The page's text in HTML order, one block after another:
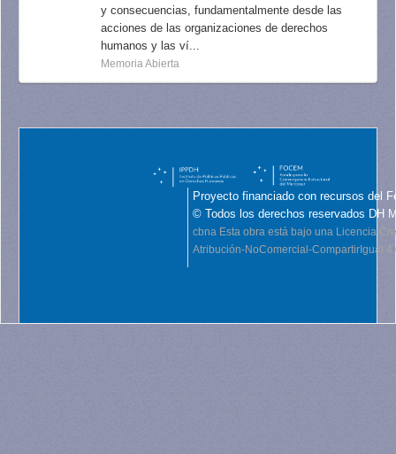
y consecuencias, fundamentalmente desde las
acciones de las organizaciones de derechos
humanos y las ví...
Memoria Abierta
Proyecto financiado con recursos del
© Todos los derechos reservados DH
cbna Esta obra está bajo una Licencia
Atribución-NoComercial-CompartirIgual